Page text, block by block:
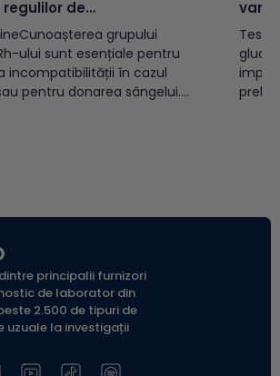
de
grupului
ului sunt esențiale pentru
incompatibilității în cazul
pentru donarea sângelui.
principalii furnizori
de laborator din
2.500 de tipuri de
uzuale la investigații